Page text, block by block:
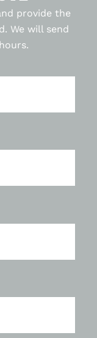
provide the
We will send